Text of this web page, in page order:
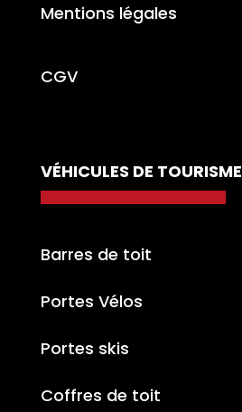
Mentions légales
CGV
VÉHICULES DE TOURISME
Barres de toit
Portes Vélos
Portes skis
Coffres de toit